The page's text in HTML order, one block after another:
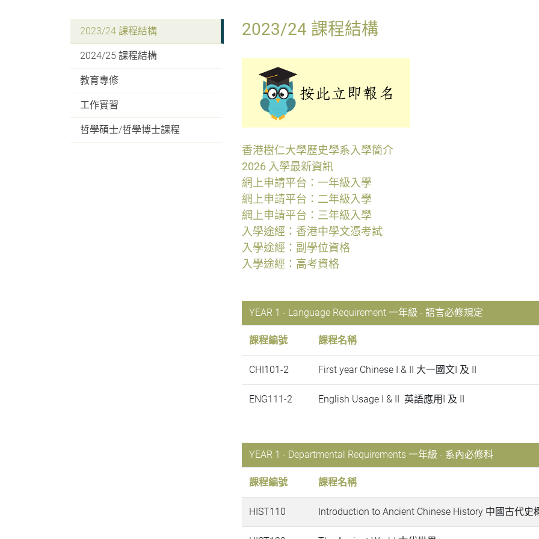
2023/24 課程結構
2024/25 課程結構
教育專修
工作實習
哲學碩士/哲學博士課程
2023/24 課程結構
香港樹仁大學歷史學系入學簡介
2026 入學最新資訊
網上申請平台：一年級入學
網上申請平台：二年級入學
網上申請平台：三年級入學
入學途經：香港中學文憑考試
入學途經：副學位資格
入學途經：高考資格
YEAR 1 - Language Requirement 一年級 - 語言必修規定
課程編號 課程名稱
CHI101-2 First year Chinese I & II 大一國文I 及 II
ENG111-2 English Usage I & II 英語應用I 及 II
YEAR 1 - Departmental Requirements 一年級 - 系內必修科
課程編號 課程名稱
HIST110 Introduction to Ancient Chinese History 中國古代史